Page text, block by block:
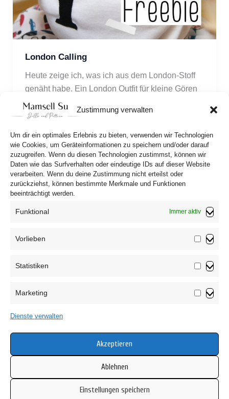
Zustimmung verwalten
Um dir ein optimales Erlebnis zu bieten, verwenden wir Technologien
wie Cookies, um Geräteinformationen zu speichern und/oder darauf
zuzugreifen. Wenn du diesen Technologien zustimmst, können wir
Daten wie das Surfverhalten oder eindeutige IDs auf dieser Website
verarbeiten. Wenn du deine Zustimmung nicht erteilst oder
zurückziehst, können bestimmte Merkmale und Funktionen
beeinträchtigt werden.
Funktional Immer aktiv
Vorlieben
Statistiken
Marketing
Dienste verwalten
Akzeptieren
Ablehnen
Einstellungen speichern
London Calling
Heute zeige ich, was ich aus dem London-Stoff
genäht habe. Ein London Outfit für kleine Gören
und für euch gibt es die Applikation des Queen’s
Guard kostenlos als Download!
Cookie-Richtlinie (EU)